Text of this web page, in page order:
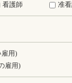
看護師 准
用)
雇用)